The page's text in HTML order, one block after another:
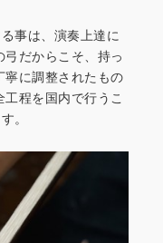
事は、演奏上達に
だからこそ、持っ
に調整されたもの
程を国内で行うこ
。